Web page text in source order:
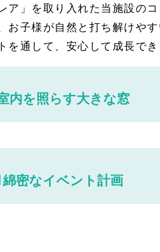
ア」を取り入れた当施設のコ
子様が自然と打ち解けや
を通して、安心して成長で
内を照らす大きな窓
綿密なイベント計画